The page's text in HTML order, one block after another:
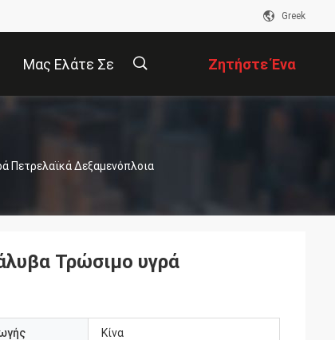
Greek
Μας Ελάτε Σε Ζητήστε Ένα
Απόσπασμα
Πετρελαϊκά Δεξαμενόπλοια
Τρώσιμο υγρά
Κίνα